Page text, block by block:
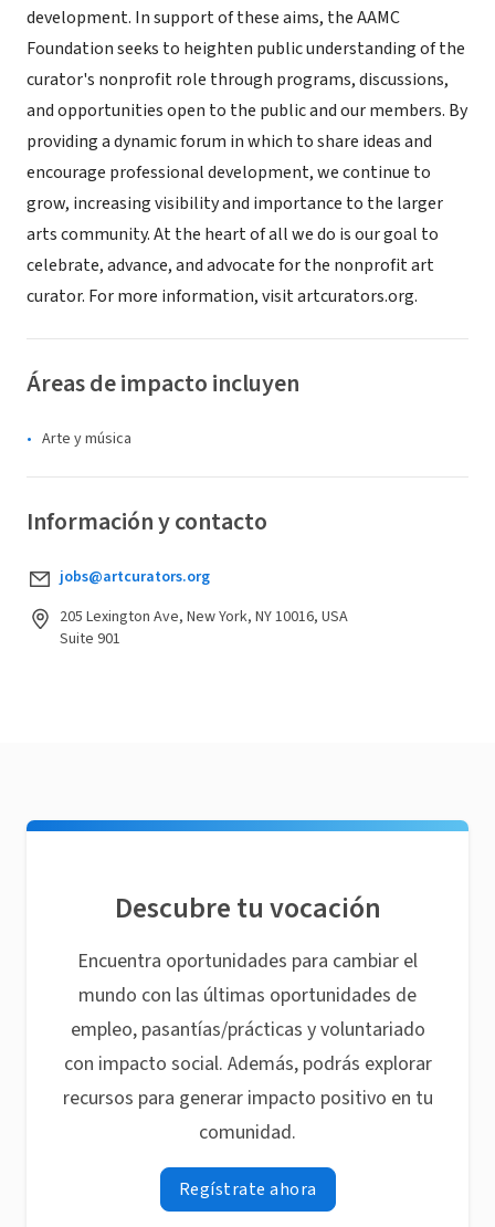
development. In support of these aims, the AAMC
Foundation seeks to heighten public understanding of the
curator's nonprofit role through programs, discussions,
and opportunities open to the public and our members. By
providing a dynamic forum in which to share ideas and
encourage professional development, we continue to
grow, increasing visibility and importance to the larger
arts community. At the heart of all we do is our goal to
celebrate, advance, and advocate for the nonprofit art
curator. For more information, visit artcurators.org.
Áreas de impacto incluyen
Arte y música
Información y contacto
jobs@artcurators.org
205 Lexington Ave, New York, NY 10016, USA
Suite 901
Descubre tu vocación
Encuentra oportunidades para cambiar el
mundo con las últimas oportunidades de
empleo, pasantías/prácticas y voluntariado
con impacto social. Además, podrás explorar
recursos para generar impacto positivo en tu
comunidad.
Regístrate ahora